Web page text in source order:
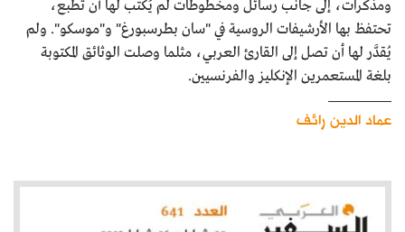
ومذكرات، إلى جانب رسائل ومخطوطات لم يُكتب لها أن تُطبع،
تحتفظ بها الأرشيفات الروسية في "سان بطرسبورغ" و"موسكو". ولم
يُقدَّر لها أن تصل إلى القارئ العربي، مثلما وصلت الوثائق المكتوبة
بلغة المستعمرين الإنكليز والفرنسيين.
عماد الدين رائف